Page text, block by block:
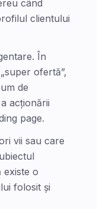
când
clientului
În
ofertă”,
de
acționării
page.
vii sau care
existe o
folosit și